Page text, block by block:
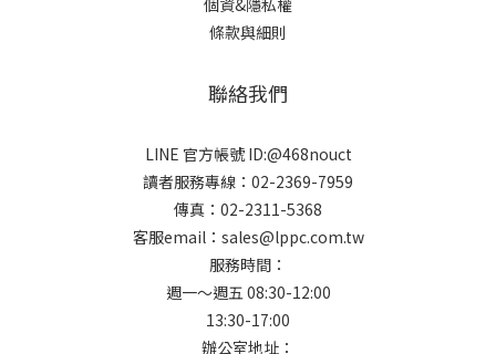
條款與細則
聯絡我們
LINE 官方帳號 ID:@468nouct
讀者服務專線：02-2369-7959
傳真：02-2311-5368
客服email：sales@lppc.com.tw
服務時間：
週一～週五 08:30-12:00
13:30-17:00
辦公室地址：